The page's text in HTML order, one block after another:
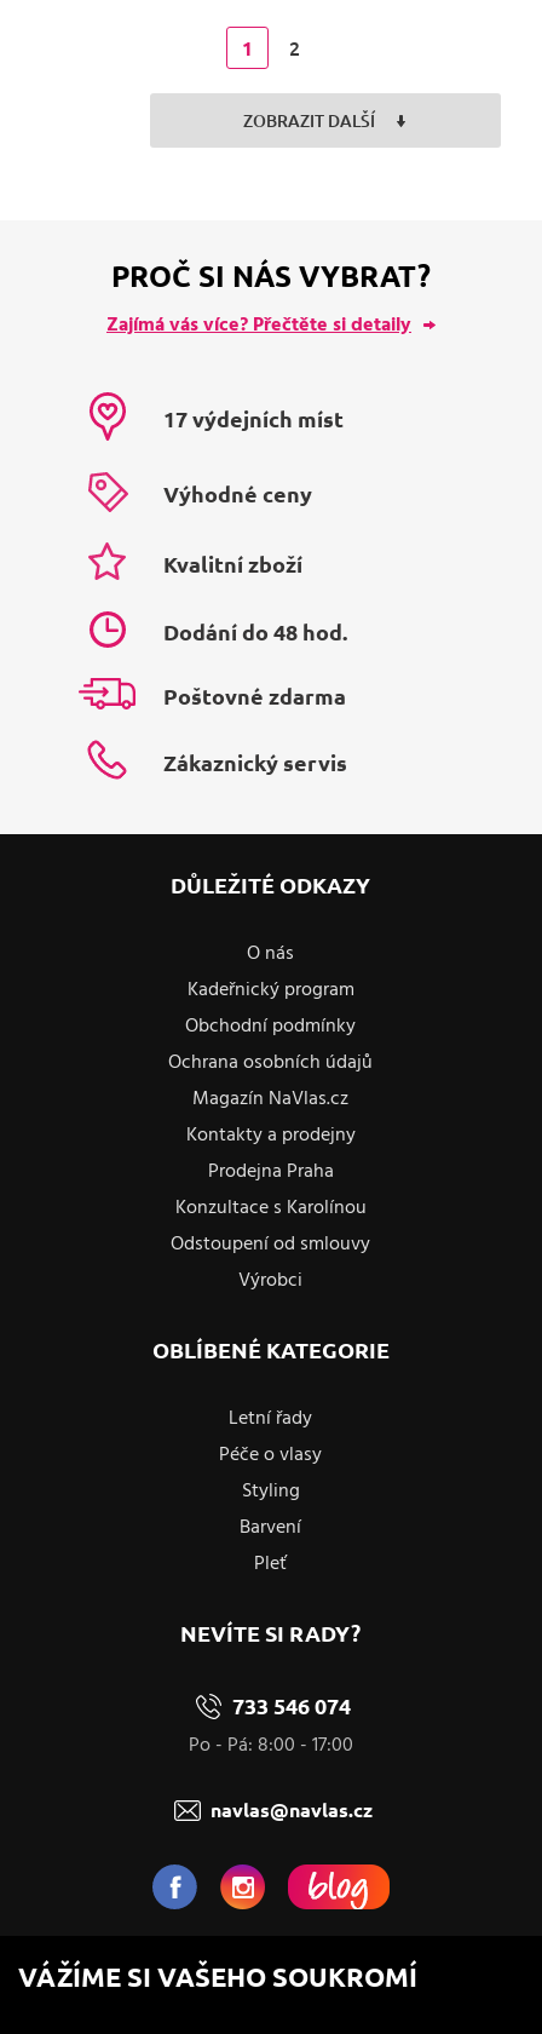
1 2
ZOBRAZIT DALŠÍ
PROČ SI NÁS VYBRAT?
Zajímá vás více? Přečtěte si detaily
17 výdejních míst
Výhodné ceny
Kvalitní zboží
Dodání do 48 hod.
Poštovné zdarma
Zákaznický servis
DŮLEŽITÉ ODKAZY
O nás
Kadeřnický program
Obchodní podmínky
Ochrana osobních údajů
Magazín NaVlas.cz
Kontakty a prodejny
Prodejna Praha
Konzultace s Karolínou
Odstoupení od smlouvy
Výrobci
OBLÍBENÉ KATEGORIE
Letní řady
Péče o vlasy
Styling
Barvení
Pleť
NEVÍTE SI RADY?
733 546 074
Po - Pá: 8:00 - 17:00
navlas@navlas.cz
NaVlas.cz - Vlasová kosmetika
provozovatel e-shopu a prodejen
VÁŽÍME SI VAŠEHO SOUKROMÍ